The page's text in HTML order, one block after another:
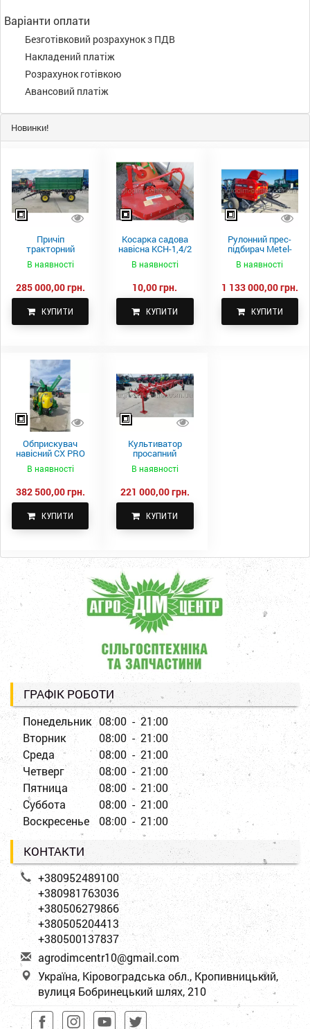
Варіанти оплати
Безготівковий розрахунок з ПДВ
Накладений платіж
Розрахунок готівкою
Авансовий платіж
Новинки!
Причіп
тракторний
самоскидний
Spike 2 ПТС-4
В наявності
285 000,00 грн.
КУПИТИ
Косарка садова
навісна КСН-1,4/2
В наявності
10,00 грн.
КУПИТИ
Рулонний прес-
підбирач Metel-
Fach Z 587
В наявності
1 133 000,00 грн.
КУПИТИ
Обприскувач
навісний CX PRO
В наявності
382 500,00 грн.
КУПИТИ
Культиватор
просапний
КПН-5,6-05
В наявності
221 000,00 грн.
КУПИТИ
ГРАФІК РОБОТИ
Понедельник 08:00 - 21:00
Вторник
08:00 - 21:00
Среда
08:00 - 21:00
Четверг
08:00 - 21:00
Пятница
08:00 - 21:00
Суббота
08:00 - 21:00
Воскресенье
08:00 - 21:00
КОНТАКТИ
+380952489100
+380981763036
+380506279866
+380505204413
+380500137837
agrodimcentr10@gmail.com
Україна, Кіровоградська обл., Кропивницький,
вулиця Бобринецький шлях, 210